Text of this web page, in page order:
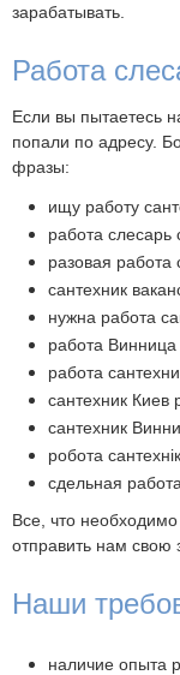
зарабатывать.
Работа
Если вы пытаетесь
попали по адресу.
фразы:
ищу работу
работа слесарь
разовая работа
сантехник
нужна работа
работа Винница
работа
сантехник Киев
сантехник
робота
сдельная
Все, что
отправить нам свою
Наши
наличие опыта